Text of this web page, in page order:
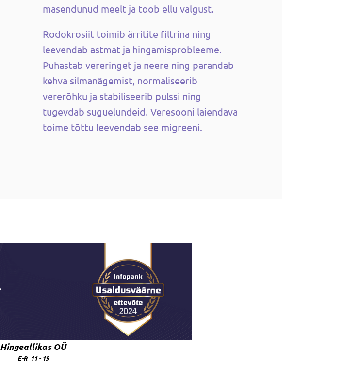
masendunud meelt ja toob ellu valgust.
Rodokrosiit toimib ärritite filtrina ning
leevendab astmat ja hingamisprobleeme.
Puhastab vereringet ja neere ning parandab
kehva silmanägemist, normaliseerib
vererõhku ja stabiliseerib pulssi ning
tugevdab suguelundeid. Veresooni laiendava
toime tõttu leevendab see migreeni.
Hingeallikas OÜ
E-R 11 - 19